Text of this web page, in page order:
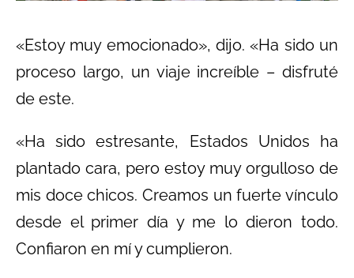
«Estoy muy emocionado», dijo. «Ha sido un
proceso largo, un viaje increíble – disfruté
de este.
«Ha sido estresante, Estados Unidos ha
plantado cara, pero estoy muy orgulloso de
mis doce chicos. Creamos un fuerte vínculo
desde el primer día y me lo dieron todo.
Confiaron en mí y cumplieron.